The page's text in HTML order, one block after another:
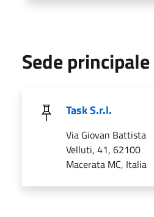
Sede principale
Task S.r.l.
Via Giovan Battista
Velluti, 41, 62100
Macerata MC, Italia